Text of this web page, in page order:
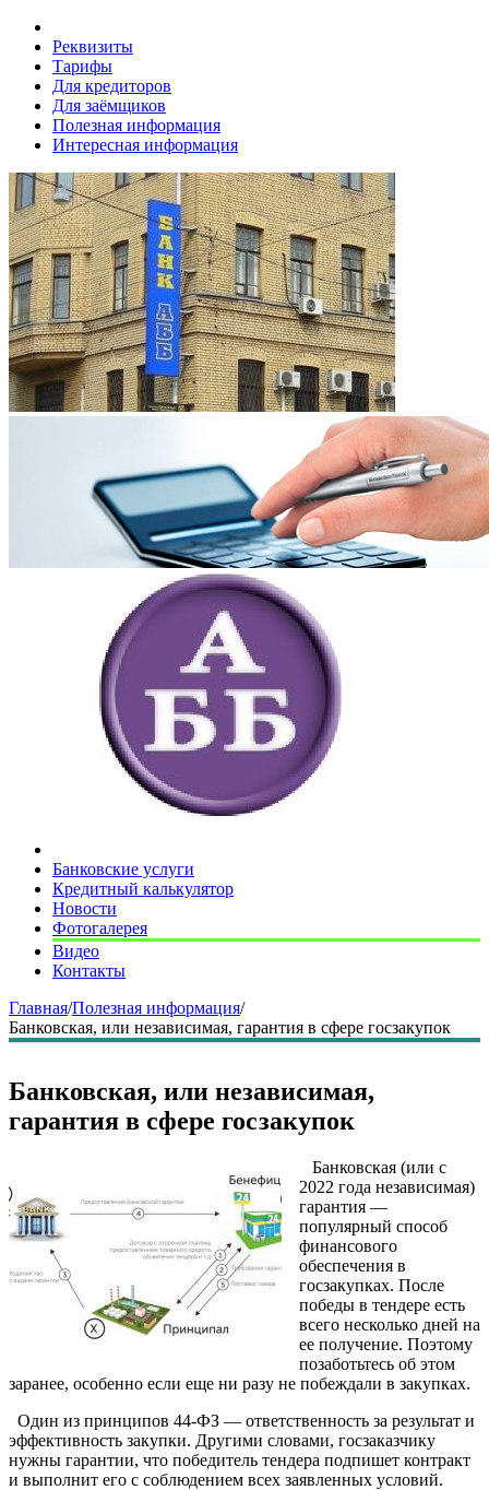
Реквизиты
Тарифы
Для кредиторов
Для заёмщиков
Полезная информация
Интересная информация
Банковские услуги
Кредитный калькулятор
Новости
Фотогалерея
Видео
Контакты
Главная/Полезная информация/
Банковская, или независимая, гарантия в сфере госзакупок
Банковская, или независимая,
гарантия в сфере госзакупок
Банковская (или с
2022 года независимая)
гарантия —
популярный способ
финансового
обеспечения в
госзакупках. После
победы в тендере есть
всего несколько дней на
ее получение. Поэтому
позаботьтесь об этом
заранее, особенно если еще ни разу не побеждали в закупках.
Один из принципов 44-ФЗ — ответственность за результат и
эффективность закупки. Другими словами, госзаказчику
нужны гарантии, что победитель тендера подпишет контракт
и выполнит его с соблюдением всех заявленных условий.